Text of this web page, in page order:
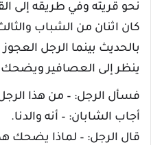
نحو قريته وفي طريقه إلى
كان اثنان من الشباب
بالحديث بينما الرجل
ينظر إلى العصافير
فسأل الرجل: – من هذا
أجاب الشابان: – أنه والدنا.
قال الرجل: – لماذا يضحك